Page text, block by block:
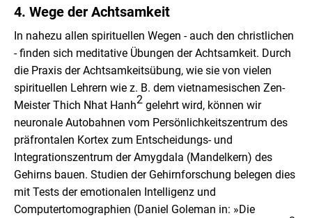
4. Wege der Achtsamkeit
In nahezu allen spirituellen Wegen - auch den christlichen
- finden sich meditative Übungen der Achtsamkeit. Durch
die Praxis der Achtsamkeitsübung, wie sie von vielen
spirituellen Lehrern wie z. B. dem vietnamesischen Zen-
Meister Thich Nhat Hanh2 gelehrt wird, können wir
neuronale Autobahnen vom Persönlichkeitszentrum des
präfrontalen Kortex zum Entscheidungs- und
Integrationszentrum der Amygdala (Mandelkern) des
Gehirns bauen. Studien der Gehirnforschung belegen dies
mit Tests der emotionalen Intelligenz und
Computertomographien (Daniel Goleman in: »Die